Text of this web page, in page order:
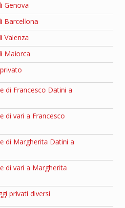
Genova
Barcellona
Valenza
Maiorca
di Francesco Datini a
di vari a Francesco
di Margherita Datini a
di vari a Margherita
privati diversi